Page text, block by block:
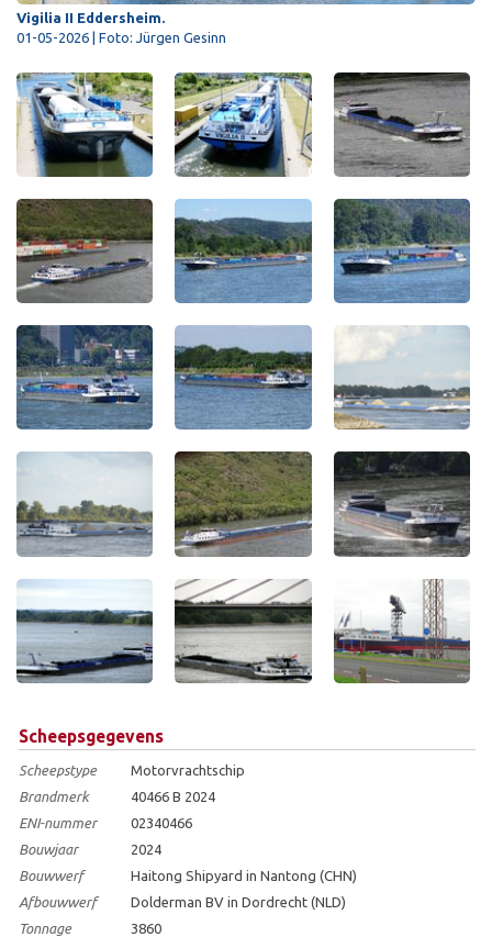
Vigilia II Eddersheim.
01-05-2026 | Foto: Jürgen Gesinn
Scheepsgegevens
Scheepstype
Motorvrachtschip
Brandmerk
40466 B 2024
ENI-nummer
02340466
Bouwjaar
2024
Bouwwerf
Haitong Shipyard in Nantong (CHN)
Afbouwwerf
Dolderman BV in Dordrecht (NLD)
Tonnage
3860